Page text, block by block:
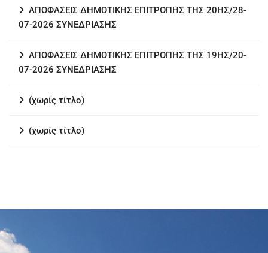
ΑΠΟΦΑΣΕΙΣ ΔΗΜΟΤΙΚΗΣ ΕΠΙΤΡΟΠΗΣ ΤΗΣ 20ΗΣ/28-
07-2026 ΣΥΝΕΔΡΙΑΣΗΣ
ΑΠΟΦΑΣΕΙΣ ΔΗΜΟΤΙΚΗΣ ΕΠΙΤΡΟΠΗΣ ΤΗΣ 19ΗΣ/20-
07-2026 ΣΥΝΕΔΡΙΑΣΗΣ
(χωρίς τίτλο)
(χωρίς τίτλο)